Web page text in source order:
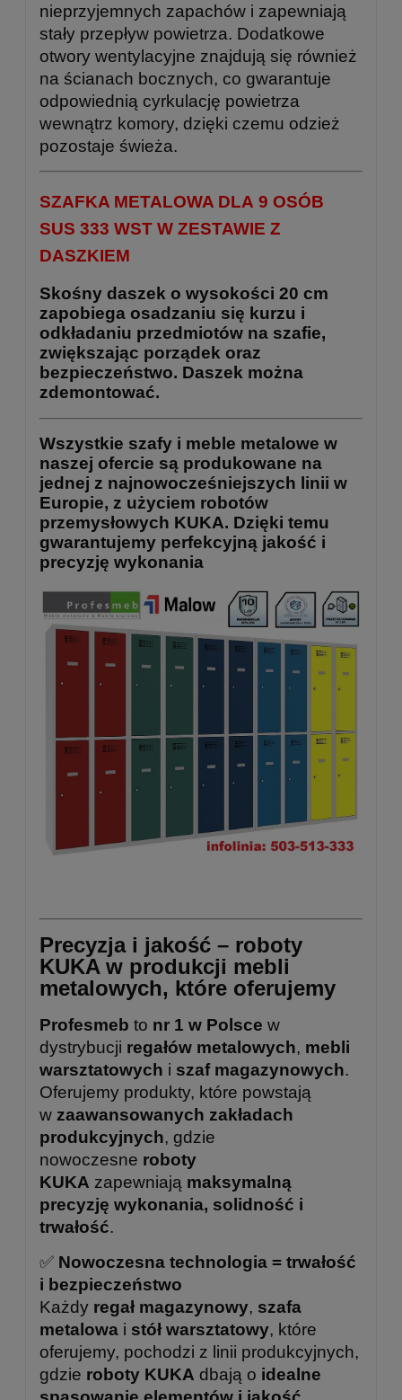
nieprzyjemnych zapachów i zapewniają
stały przepływ powietrza. Dodatkowe
otwory wentylacyjne znajdują się również
na ścianach bocznych, co gwarantuje
odpowiednią cyrkulację powietrza
wewnątrz komory, dzięki czemu odzież
pozostaje świeża.
SZAFKA METALOWA DLA 9 OSÓB
SUS 333 WST W ZESTAWIE Z
DASZKIEM
Skośny daszek o wysokości 20 cm
zapobiega osadzaniu się kurzu i
odkładaniu przedmiotów na szafie,
zwiększając porządek oraz
bezpieczeństwo. Daszek można
zdemontować.
Wszystkie szafy i meble metalowe w
naszej ofercie są produkowane na
jednej z najnowocześniejszych linii w
Europie, z użyciem robotów
przemysłowych KUKA. Dzięki temu
gwarantujemy perfekcyjną jakość i
precyzję wykonania
Precyzja i jakość – roboty
KUKA w produkcji mebli
metalowych, które oferujemy
Profesmeb to nr 1 w Polsce w
dystrybucji regałów metalowych, mebli
warsztatowych i szaf magazynowych.
Oferujemy produkty, które powstają
w zaawansowanych zakładach
produkcyjnych, gdzie
nowoczesne roboty
KUKA zapewniają maksymalną
precyzję wykonania, solidność i
trwałość.
✅ Nowoczesna technologia = trwałość
i bezpieczeństwo
Każdy regał magazynowy, szafa
metalowa i stół warsztatowy, które
oferujemy, pochodzi z linii produkcyjnych,
gdzie roboty KUKA dbają o idealne